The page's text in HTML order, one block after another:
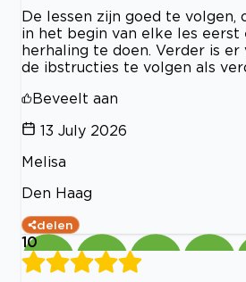
De lessen zijn goed te volgen,
in het begin van elke les eerst
herhaling te doen. Verder is
de ibstructies te volgen als
Beveelt aan
13 July 2026
Melisa
Den Haag
delen
10